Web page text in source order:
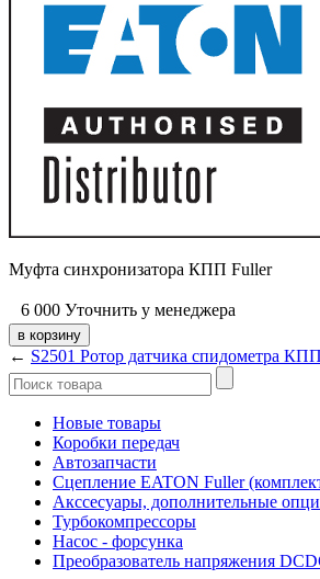
Муфта синхронизатора КПП Fuller
6 000 Уточнить у менеджера
← S2501 Ротор датчика спидометра
Новые товары
Коробки передач
Автозапчасти
Сцепление EATON Fuller
Акссесуары, дополнительные
Турбокомпрессоры
Насос - форсунка
Преобразователь напряжения